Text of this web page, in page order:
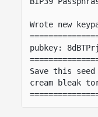
Wrote new
pubkey:
Save this
cream bleak